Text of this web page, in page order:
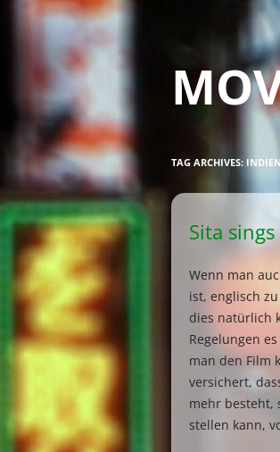
TAG ARCHIVES: INDIEN
Sita
Wenn man
ist, englisch
dies natürlich
Regelungen
man den Film
versichert,
mehr besteht,
stellen kann,